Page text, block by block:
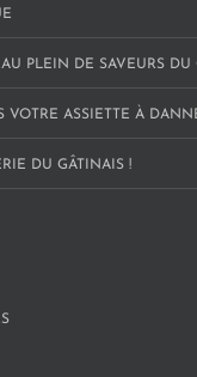
PLEIN DE SAVEURS DU
VOTRE ASSIETTE À
DU GÂTINAIS !